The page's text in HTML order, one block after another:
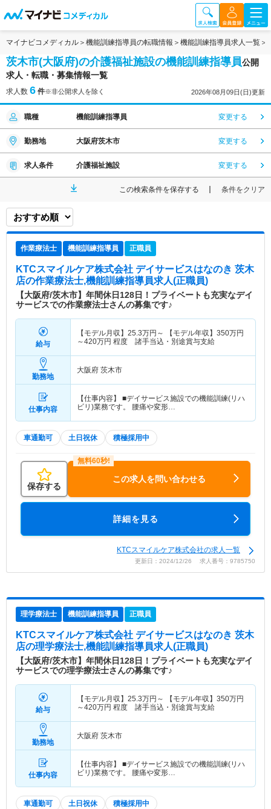
マイナビコメディカル 機能訓練指導員の転職情報 機能訓練指導員求人一覧
茨木市(大阪府)の介護福祉施設の機能訓練指導員公開
求人・転職・募集情報一覧
求人数 6 件※非公開求人を除く 2026年08月09日(日)更新
職種 機能訓練指導員 変更する
勤務地 大阪府茨木市 変更する
求人条件 介護福祉施設 変更する
この検索条件を保存する 条件をクリア
作業療法士 機能訓練指導員 正職員
KTCスマイルケア株式会社 デイサービスはなのき 茨木
店の作業療法士,機能訓練指導員求人(正職員)
【大阪府/茨木市】年間休日128日！プライベートも充実なデイ
サービスでの作業療法士さんの募集です♪
給与
【モデル月収】 25.3万円～ 【モデル年収】 350万円
～420万円 程度 諸手当込・別途賞与支給
勤務地
大阪府 茨木市
仕事内容
【仕事内容】 ■デイサービス施設での機能訓練(リハ
ビリ)業務です。 腰痛や変形…
車通勤可 土日祝休 積極採用中
保存する
この求人を問い合わせる
詳細を見る
KTCスマイルケア株式会社の求人一覧
更新日：2024/12/26 求人番号：9785750
理学療法士 機能訓練指導員 正職員
KTCスマイルケア株式会社 デイサービスはなのき 茨木
店の理学療法士,機能訓練指導員求人(正職員)
【大阪府/茨木市】年間休日128日！プライベートも充実なデイ
サービスでの理学療法士さんの募集です♪
給与
【モデル月収】 25.3万円～ 【モデル年収】 350万円
～420万円 程度 諸手当込・別途賞与支給
勤務地
大阪府 茨木市
仕事内容
【仕事内容】 ■デイサービス施設での機能訓練(リハ
ビリ)業務です。 腰痛や変形…
車通勤可 土日祝休 積極採用中